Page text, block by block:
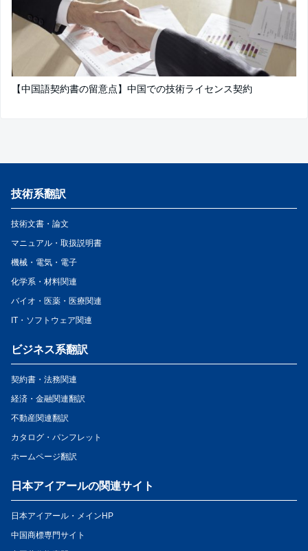
【中国語契約書の留意点】中国での技術ライセンス契約
技術系翻訳
技術文書・論文
マニュアル・取扱説明書
機械・電気・電子
化学系・材料関連
バイオ・医薬・医療関連
IT・ソフトウェア関連
ビジネス系翻訳
契約書・法務関連
経済・金融関連翻訳
不動産関連翻訳
カタログ・パンフレット
ホームページ翻訳
日本アイアールの関連サイト
日本アイアール・メインHP
中国商標専門サイト